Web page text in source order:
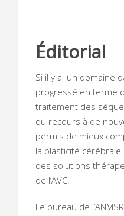
Éditorial
Si il y a un domaine
progressé en terme
traitement des
du recours à de
permis de mieux
la plasticité cérébrale
des solutions
de l’AVC.
Le bureau de